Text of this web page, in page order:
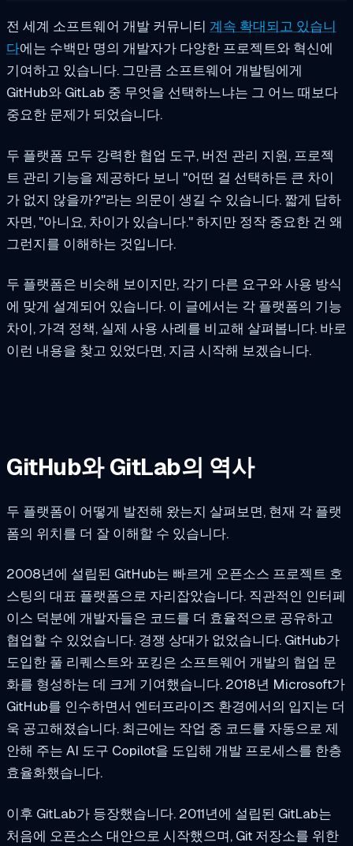
전 세계 소프트웨어 개발 커뮤니티 계속 확대되고 있습니
다에는 수백만 명의 개발자가 다양한 프로젝트와 혁신에
기여하고 있습니다. 그만큼 소프트웨어 개발팀에게
GitHub와 GitLab 중 무엇을 선택하느냐는 그 어느 때보다
중요한 문제가 되었습니다.
두 플랫폼 모두 강력한 협업 도구, 버전 관리 지원, 프로젝
트 관리 기능을 제공하다 보니 "어떤 걸 선택하든 큰 차이
가 없지 않을까?"라는 의문이 생길 수 있습니다. 짧게 답하
자면, "아니요, 차이가 있습니다." 하지만 정작 중요한 건 왜
그런지를 이해하는 것입니다.
두 플랫폼은 비슷해 보이지만, 각기 다른 요구와 사용 방식
에 맞게 설계되어 있습니다. 이 글에서는 각 플랫폼의 기능
차이, 가격 정책, 실제 사용 사례를 비교해 살펴봅니다. 바로
이런 내용을 찾고 있었다면, 지금 시작해 보겠습니다.
GitHub와 GitLab의 역사
두 플랫폼이 어떻게 발전해 왔는지 살펴보면, 현재 각 플랫
폼의 위치를 더 잘 이해할 수 있습니다.
2008년에 설립된 GitHub는 빠르게 오픈소스 프로젝트 호
스팅의 대표 플랫폼으로 자리잡았습니다. 직관적인 인터페
이스 덕분에 개발자들은 코드를 더 효율적으로 공유하고
협업할 수 있었습니다. 경쟁 상대가 없었습니다. GitHub가
도입한 풀 리퀘스트와 포킹은 소프트웨어 개발의 협업 문
화를 형성하는 데 크게 기여했습니다. 2018년 Microsoft가
GitHub를 인수하면서 엔터프라이즈 환경에서의 입지는 더
욱 공고해졌습니다. 최근에는 작업 중 코드를 자동으로 제
안해 주는 AI 도구 Copilot을 도입해 개발 프로세스를 한층
효율화했습니다.
이후 GitLab가 등장했습니다. 2011년에 설립된 GitLab는
처음에 오픈소스 대안으로 시작했으며, Git 저장소를 위한